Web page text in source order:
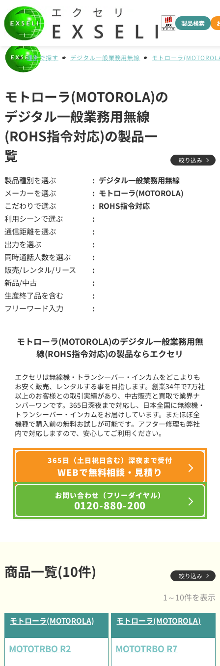
製品検索
種別で探す デジタル一般業務用無線 モトローラ
モトローラ(MOTOROLA)の
デジタル一般業務用無線
(ROHS指令対応)の製品一
覧
絞り込み
製品種別を選ぶ
デジタル一般業務用無線
メーカーを選ぶ
モトローラ(MOTOROLA)
こだわりで選ぶ
ROHS指令対応
利用シーンで選ぶ
通信距離を選ぶ
出力を選ぶ
同時通話人数を選ぶ
販売/レンタル/リース
新品/中古
生産終了品を含む
フリーワード入力
モトローラ(MOTOROLA)のデジタル一般業務用無
線(ROHS指令対応)の製品ならエクセリ
エクセリは無線機・トランシーバー・インカムをどこよりも
お安く販売、レンタルする事を目指します。創業34年で7万社
以上のお客様との取引実績があり、中古販売と買取で業界ナ
ンバーワンです。365日深夜まで対応し、日本全国に無線機・
トランシーバー・インカムをお届けしています。またほぼ全
機種で購入前の無料お試しが可能です。アフター修理も弊社
内で対応しますので、安心してご利用ください。
365日（土日祝日含む）深夜まで受付
WEBで無料相談・見積り
お問い合わせ（フリーダイヤル）
0120-880-200
商品一覧(10件) 絞り込み
1～10件を表示
モトローラ(MOTOROLA)
MOTOTRBO R2
モトローラ(MOTOROLA)
MOTOTRBO R7